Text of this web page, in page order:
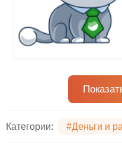
Категории: #Деньги и